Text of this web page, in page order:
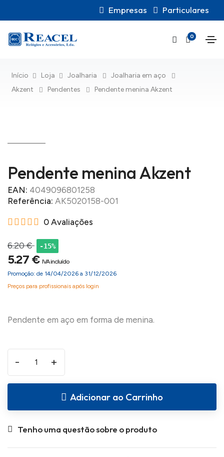
Empresas Particulares
0
Início Loja Joalharia
Joalharia em aço
Akzent
Pendentes Pendente menina Akzent
Pendente menina Akzent
EAN: 4049096801258
Referência: AK5020158-001
0 Avaliações
6.20 € -15%
5.27 € IVA incluído
Promoção: de 14/04/2026 a 31/12/2026
Preços para profissionais após login
- +
Adicionar ao Carrinho
Tenho uma questão sobre o produto